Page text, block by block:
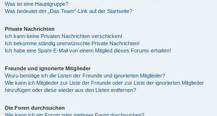
Was ist eine Hauptgruppe?
Was bedeutet der „Das Team“-Link auf der Startseite?
Private Nachrichten
Ich kann keine Privaten Nachrichten verschicken!
Ich bekomme ständig unerwünschte Private Nachrichten!
Ich habe eine Spam-E-Mail von einem Mitglied dieses Forums erhalten!
Freunde und ignorierte Mitglieder
Wozu benötige ich die Listen der Freunde und ignorierten Mitglieder?
Wie kann ich Mitglieder zur Liste der Freunde oder zur Liste der ignorierten Mitglieder
hinzufügen oder diese wieder aus den Listen entfernen?
Die Foren durchsuchen